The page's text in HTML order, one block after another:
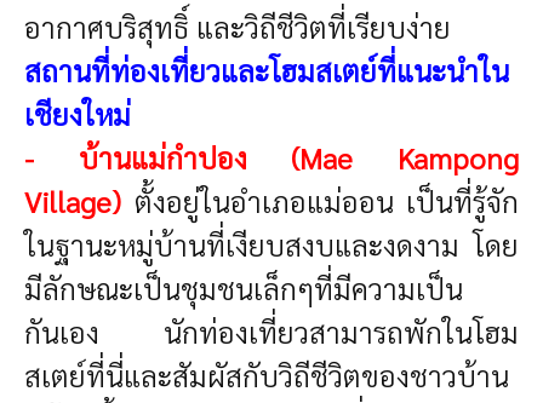
อากาศบริสุทธิ์ และวิถีชีวิตที่เรียบง่าย
สถานที่ท่องเที่ยวและโฮมสเตย์ที่แนะนำใน
เชียงใหม่
- บ้านแม่กำปอง (Mae Kampong
Village) ตั้งอยู่ในอำเภอแม่ออน เป็นที่รู้จัก
ในฐานะหมู่บ้านที่เงียบสงบและงดงาม โดย
มีลักษณะเป็นชุมชนเล็กๆที่มีความเป็น
กันเอง นักท่องเที่ยวสามารถพักในโฮม
สเตย์ที่นี่และสัมผัสกับวิถีชีวิตของชาวบ้าน